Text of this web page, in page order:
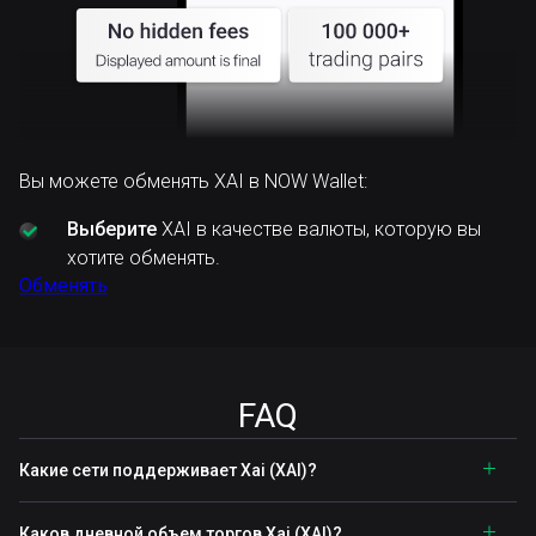
Вы можете обменять XAI в NOW Wallet:
Выберите XAI в качестве валюты, которую вы
хотите обменять.
Обменять
FAQ
Какие сети поддерживает Xai (XAI)?